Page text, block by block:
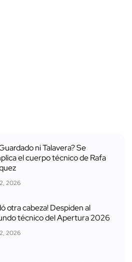
ni Talavera? Se
el cuerpo técnico de Rafa
2026
otra cabeza! Despiden al
técnico del Apertura 2026
2026